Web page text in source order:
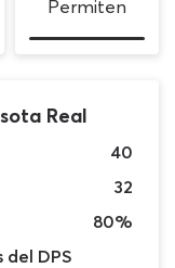
Permiten
Real
40
32
80%
del DPS